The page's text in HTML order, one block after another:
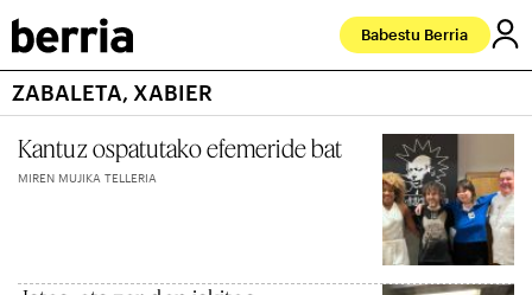
Babestu Berria
ZABALETA, XABIER
Kantuz ospatutako efemeride bat
MIREN MUJIKA TELLERIA